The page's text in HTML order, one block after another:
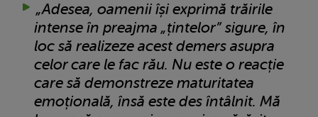
„Adesea, oamenii își exprimă trăirile
intense în preajma „țintelor” sigure, în
loc să realizeze acest demers asupra
celor care le fac rău. Nu este o reacție
care să demonstreze maturitatea
emoțională, însă este des întâlnit. Mă